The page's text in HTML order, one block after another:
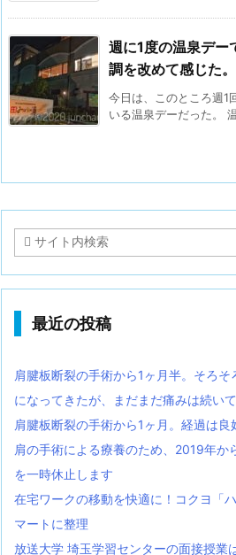
週に1度の温泉デー
調を改めて感じた。
今日は、このところ週1
いる温泉デーだった。
最近の投稿
肩腱板断裂の手術から1ヶ月半。そろ
になってきたが、まだまだ痛みは続い
肩腱板断裂の手術から1ヶ月。経過は
肩の手術による療養のため、2019年か
を一時休止します
在宅ワークの移動を快適に！コクヨ「
マートに整理
放送大学 埼玉学習センターの面接授業